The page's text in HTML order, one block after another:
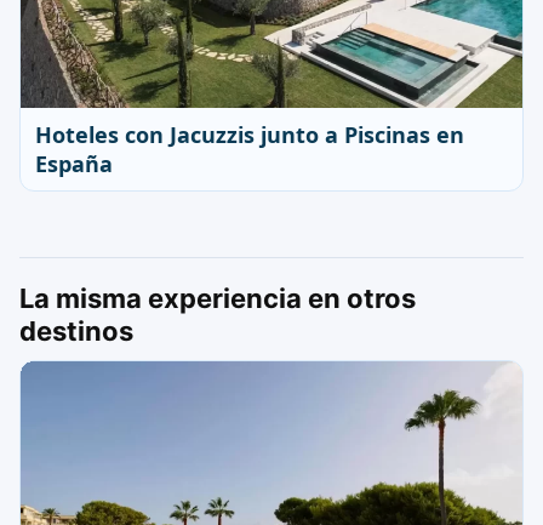
Hoteles con Jacuzzis junto a Piscinas en
España
La misma experiencia en otros
destinos